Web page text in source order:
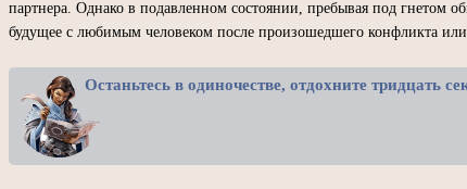
партнера. Однако в подавленном состоянии, пребывая под гнетом
будущее с любимым человеком после произошедшего конфликта
Останьтесь в одиночестве, отдохните